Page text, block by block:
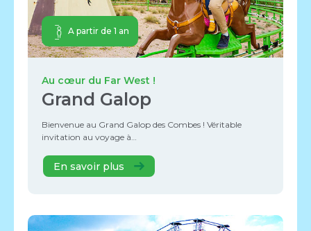
A partir de 1 an
Au cœur du Far West !
Grand Galop
Bienvenue au Grand Galop des Combes ! Véritable
invitation au voyage à…
En savoir plus